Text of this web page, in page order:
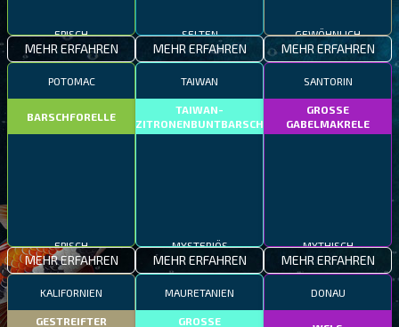
EPISCH
MEHR ERFAHREN
SELTEN
MEHR ERFAHREN
GEWÖHNLICH
MEHR ERFAHREN
POTOMAC
BARSCHFORELLE
EPISCH
MEHR ERFAHREN
TAIWAN
TAIWAN-
ZITRONENBUNTBARSCH
MYSTERIÖS
MEHR ERFAHREN
SANTORIN
GROSSE
GABELMAKRELE
MYTHISCH
MEHR ERFAHREN
KALIFORNIEN
GESTREIFTER
MAURETANIEN
GROSSE
DONAU